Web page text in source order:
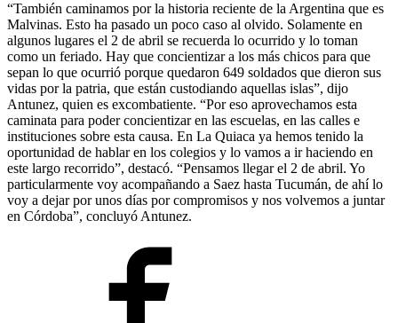
“También caminamos por la historia reciente de la Argentina que es
Malvinas. Esto ha pasado un poco caso al olvido. Solamente en
algunos lugares el 2 de abril se recuerda lo ocurrido y lo toman
como un feriado. Hay que concientizar a los más chicos para que
sepan lo que ocurrió porque quedaron 649 soldados que dieron sus
vidas por la patria, que están custodiando aquellas islas”, dijo
Antunez, quien es excombatiente. “Por eso aprovechamos esta
caminata para poder concientizar en las escuelas, en las calles e
instituciones sobre esta causa. En La Quiaca ya hemos tenido la
oportunidad de hablar en los colegios y lo vamos a ir haciendo en
este largo recorrido”, destacó. “Pensamos llegar el 2 de abril. Yo
particularmente voy acompañando a Saez hasta Tucumán, de ahí lo
voy a dejar por unos días por compromisos y nos volvemos a juntar
en Córdoba”, concluyó Antunez.